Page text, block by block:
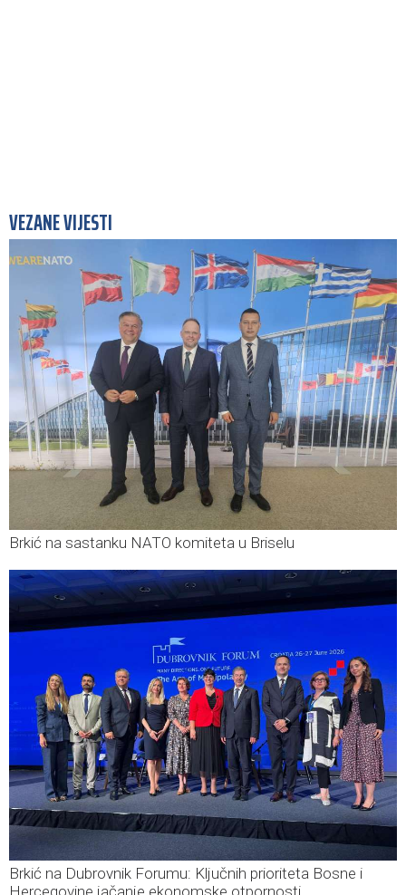
VEZANE VIJESTI
Brkić na sastanku NATO komiteta u Briselu
Brkić na Dubrovnik Forumu: Ključnih prioriteta Bosne i